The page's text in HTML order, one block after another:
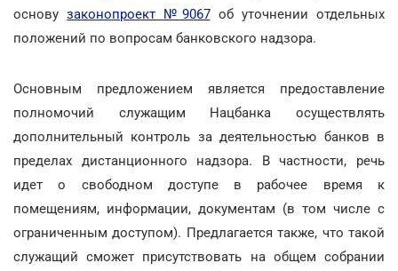
основузаконопроект №9067об уточнении отдельных
положений по вопросам банковского надзора.
Основным предложением является предоставление
полномочий служащим Нацбанка осуществлять
дополнительный контроль за деятельностью банков в
пределах дистанционного надзора. В частности, речь
идет о свободном доступе в рабочее время к
помещениям, информации, документам (в том числе с
ограниченным доступом). Предлагается также, что такой
служащий сможет присутствовать на общем собрании